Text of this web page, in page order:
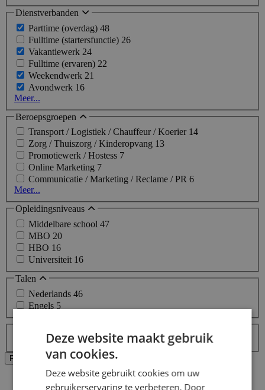
Dienstverbanden
Parttime (overdag) 48
Fulltime (startersfunctie) 26
Vakantiewerk 24
Fulltime (ervaren) 22
Weekendwerk 21
Avondwerk 16
Meer...
Beroepsgroepen
Transport / Logistiek / Chauffeur / Koerier 14
Zorg / Thuiszorg / Kinderopvang 13
Promotiewerk / Hostess 7
Online Marketing 7
Communicatie / Marketing / Reclame / PR 6
Meer...
Opleidingsniveaus
Middelbare school 47
MBO 20
HBO 16
Universiteit 16
Talen
Nederlands 46
Engels 5
Topjob
Filters Toepassen Alle filters wissen
Home
Deze website maakt gebruik
van cookies.
Deze website gebruikt cookies om uw
gebruikerservaring te verbeteren. Door